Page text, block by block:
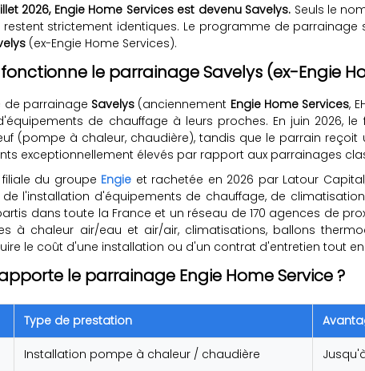
2026, Engie Home Services est devenu Savelys. Seuls le
restent strictement identiques. Le programme de
(ex-Engie Home Services).
le parrainage Savelys (ex-Engie
de parrainage Savelys (anciennement Engie Home Services,
de chauffage à leurs proches. En juin 2026, le
(pompe à chaleur, chaudière), tandis que le parrain
exceptionnellement élevés par rapport aux parrainages
du groupe Engie et rachetée en 2026 par Latour
l'installation d'équipements de chauffage, de
dans toute la France et un réseau de 170 agences de
à chaleur air/eau et air/air, climatisations, ballons
le coût d'une installation ou d'un contrat d'entretien tout
le parrainage Engie Home Service ?
Type de prestation
Installation pompe à chaleur / chaudière